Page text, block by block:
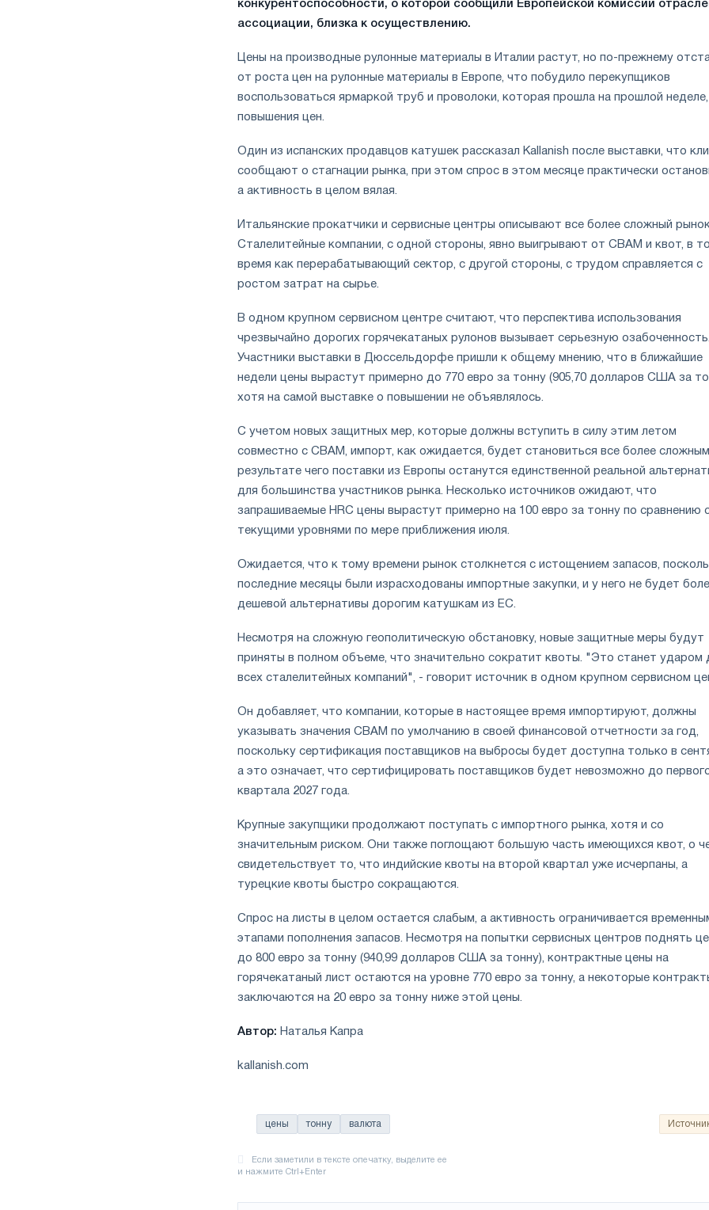
конкурентоспособности, о которой сообщили Европейской комиссии
ассоциации, близка к осуществлению.
Цены на производные рулонные материалы в Италии растут, но по-прежнему
от роста цен на рулонные материалы в Европе, что побудило перекупщиков
воспользоваться ярмаркой труб и проволоки, которая прошла на прошлой
повышения цен.
Один из испанских продавцов катушек рассказал Kallanish после выставки, что
сообщают о стагнации рынка, при этом спрос в этом месяце практически
а активность в целом вялая.
Итальянские прокатчики и сервисные центры описывают все более сложный рынок.
Сталелитейные компании, с одной стороны, явно выигрывают от CBAM и квот, в то
время как перерабатывающий сектор, с другой стороны, с трудом справляется с
ростом затрат на сырье.
В одном крупном сервисном центре считают, что перспектива использования
чрезвычайно дорогих горячекатаных рулонов вызывает серьезную озабоченность.
Участники выставки в Дюссельдорфе пришли к общему мнению, что в ближайшие
недели цены вырастут примерно до 770 евро за тонну (905,70 долларов США за
хотя на самой выставке о повышении не объявлялось.
С учетом новых защитных мер, которые должны вступить в силу этим летом
совместно с CBAM, импорт, как ожидается, будет становиться все более
результате чего поставки из Европы останутся единственной реальной
для большинства участников рынка. Несколько источников ожидают, что
запрашиваемые HRC цены вырастут примерно на 100 евро за тонну по сравнению
текущими уровнями по мере приближения июля.
Ожидается, что к тому времени рынок столкнется с истощением запасов,
последние месяцы были израсходованы импортные закупки, и у него не будет
дешевой альтернативы дорогим катушкам из ЕС.
Несмотря на сложную геополитическую обстановку, новые защитные меры будут
приняты в полном объеме, что значительно сократит квоты. "Это станет ударом
всех сталелитейных компаний", - говорит источник в одном крупном сервисном
Он добавляет, что компании, которые в настоящее время импортируют, должны
указывать значения CBAM по умолчанию в своей финансовой отчетности за год,
поскольку сертификация поставщиков на выбросы будет доступна только в
а это означает, что сертифицировать поставщиков будет невозможно до
квартала 2027 года.
Крупные закупщики продолжают поступать с импортного рынка, хотя и со
значительным риском. Они также поглощают большую часть имеющихся квот, о
свидетельствует то, что индийские квоты на второй квартал уже исчерпаны, а
турецкие квоты быстро сокращаются.
Спрос на листы в целом остается слабым, а активность ограничивается
этапами пополнения запасов. Несмотря на попытки сервисных центров поднять
до 800 евро за тонну (940,99 долларов США за тонну), контрактные цены на
горячекатаный лист остаются на уровне 770 евро за тонну, а некоторые
заключаются на 20 евро за тонну ниже этой цены.
Автор: Наталья Капра
kallanish.com
цены тонну валюта